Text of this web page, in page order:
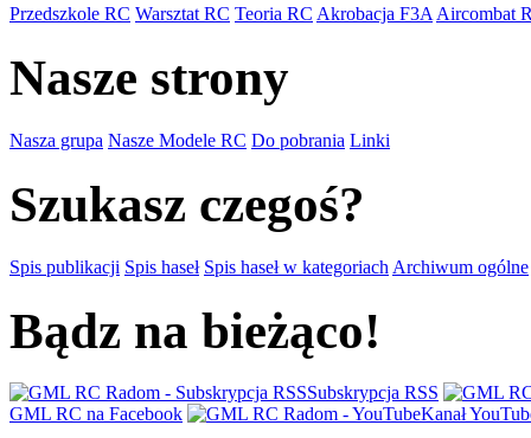
Przedszkole RC Warsztat RC Teoria RC Akrobacja F3A Aircombat
Nasze strony
Nasza grupa Nasze Modele RC Do pobrania Linki
Szukasz czegoś?
Spis publikacji Spis haseł Spis haseł w kategoriach Archiwum ogólne
Bądz na bieżąco!
Subskrypcja RSS
GML RC na Facebook
Kanał